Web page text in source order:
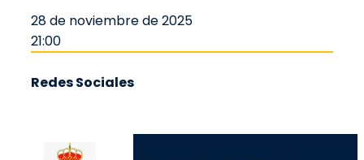
28 de noviembre de 2025
21:00
Redes Sociales